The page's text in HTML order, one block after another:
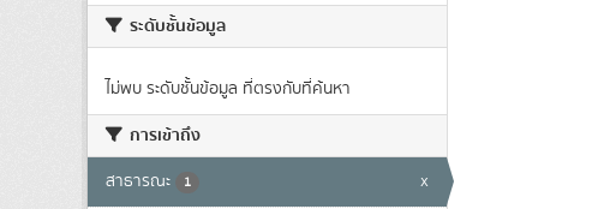
ระดับชั้นข้อมูล
ไม่พบ ระดับชั้นข้อมูล ที่ตรงกับที่ค้นหา
การเข้าถึง
สาธารณะ 1 x